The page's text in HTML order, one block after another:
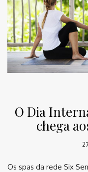
O Dia
chega
Os spas da rede Six